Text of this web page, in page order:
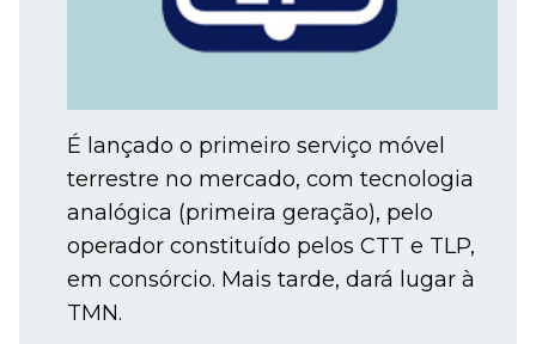
É lançado o primeiro serviço móvel
terrestre no mercado, com tecnologia
analógica (primeira geração), pelo
operador constituído pelos CTT e TLP,
em consórcio. Mais tarde, dará lugar à
TMN.